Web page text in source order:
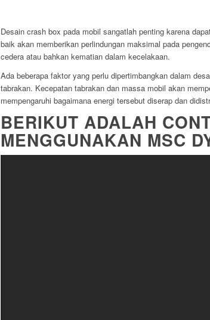
Desain crash box pada mobil sangatlah penting karena
baik akan memberikan perlindungan maksimal pada
cedera atau bahkan kematian dalam kecelakaan.
Ada beberapa faktor yang perlu dipertimbangkan dalam
tabrakan. Kecepatan tabrakan dan massa mobil akan
mempengaruhi bagaimana energi tersebut diserap dan
BERIKUT ADALAH
MENGGUNAKAN MSC